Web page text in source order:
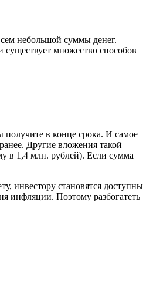
небольшой суммы денег.
множество способов
получите в конце срока. И самое
Другие вложения такой
в 1,4 млн. рублей). Если сумма
инвестору становятся доступны
инфляции. Поэтому разбогатеть